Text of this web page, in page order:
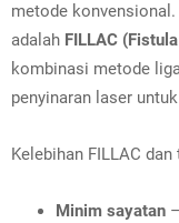
metode
adalah FILLAC
kombinasi metode
penyinaran laser
Kelebihan FILLAC
Minim sayatan